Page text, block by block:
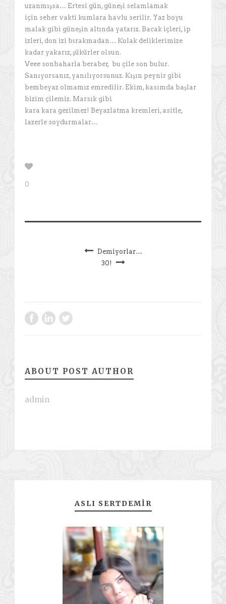
uzanmışsa… Ertesi gün, güneşi selamlamak
için seher vakti kumlara havlu serilir. Yaz boyu
malak gibi güneşin altında yatarız. Bacak içleri, ip
izleri, don izi bırakmadan… Kulak deliklerimize
kadar yakarız, şükürler olsun.
Veee sonbaharla beraber, bu çile son bulur.
Sanıyorsanız, yanılıyorsunuz. Kışın peynir gibi
bembeyaz olmamız emredilir. Ekim, kasımda başlar
bizim çilemiz. Marsık gibi
kara kara gezilmez! Beyazlatma kremleri, asitle,
lazerle soydurmalar…
0
Demiyorlar…
30!
ABOUT POST AUTHOR
admin
ASLI SERTDEMIR